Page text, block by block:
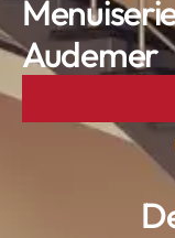
Audemer